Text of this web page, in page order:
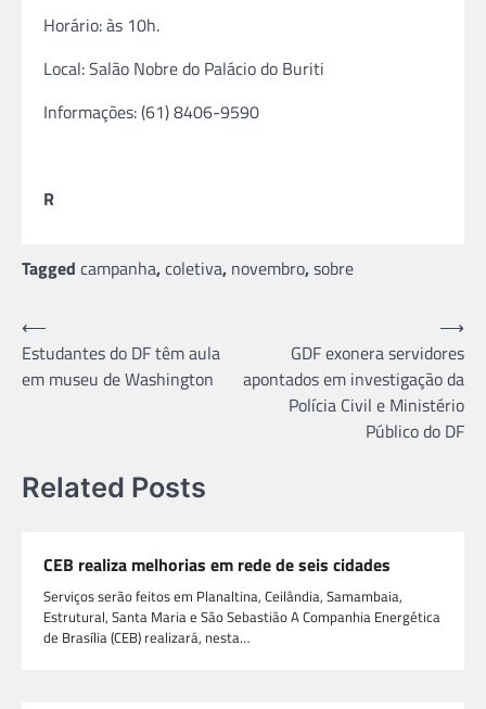
Horário: às 10h.
Local: Salão Nobre do Palácio do Buriti
Informações: (61) 8406-9590
R
Tagged campanha,coletiva, novembro,sobre
Navegação
de
Post
⟵
Estudantes do DF têm aula
em museu de Washington
GDF exonera servidores
apontados em investigação da
Polícia Civil e Ministério
Público do DF
⟶
Related Posts
CEB realiza melhorias em rede de seis cidades
Serviços serão feitos em Planaltina, Ceilândia, Samambaia,
Estrutural, Santa Maria e São Sebastião A Companhia Energética
de Brasília (CEB) realizará, nesta…